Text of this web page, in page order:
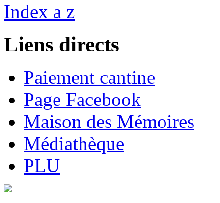
Index a z
Liens directs
Paiement cantine
Page Facebook
Maison des Mémoires
Médiathèque
PLU